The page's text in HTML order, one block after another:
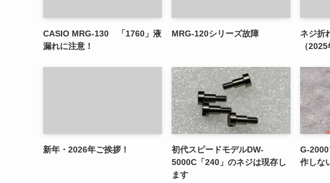
CASIO MRG-130 「1760」液
漏れに注意！
MRG-120シリーズ故障
ネジ折
（
新年・2026年ご挨拶！
初代スピードモデルDW-
5000C「240」のネジは現存し
ます
G-
作しな